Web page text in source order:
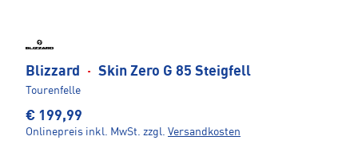
Blizzard · Skin Zero G 85 Steigfell
Tourenfelle
€ 199,99
Onlinepreis inkl. MwSt. zzgl. Versandkosten